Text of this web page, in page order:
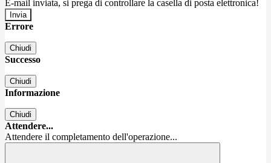
E-mail inviata, si prega di controllare la casella di posta elettronica!
Errore
Chiudi
Successo
Chiudi
Informazione
Chiudi
Attendere...
Attendere il completamento dell'operazione...